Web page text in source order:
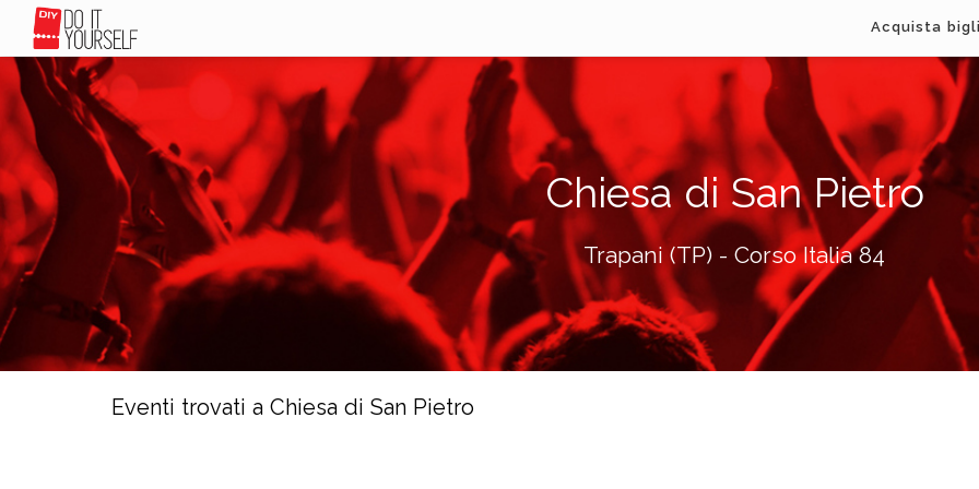
Acquista
Chiesa di San Pietro
Trapani (TP) - Corso Italia 84
Eventi trovati a Chiesa di San Pietro